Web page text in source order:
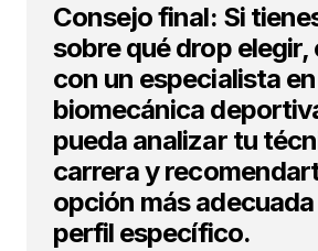
Consejo final: Si
sobre qué drop
con un especialista en
biomecánica
pueda analizar tu
carrera y
opción más
perfil específico.